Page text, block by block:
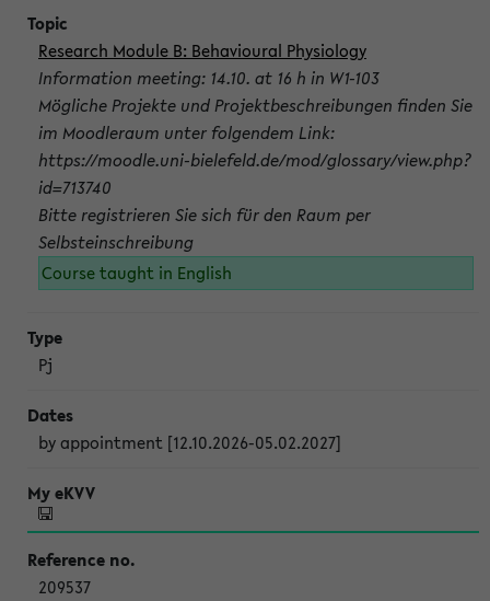
Research Module B: Behavioural Physiology
Information meeting: 14.10. at 16 h in W1-103
Mögliche Projekte und Projektbeschreibungen finden Sie
im Moodleraum unter folgendem Link:
https://moodle.uni-bielefeld.de/mod/glossary/view.php?
id=713740
Bitte registrieren Sie sich für den Raum per
Selbsteinschreibung
Course taught in English
Pj
by appointment [12.10.2026-05.02.2027]
209537